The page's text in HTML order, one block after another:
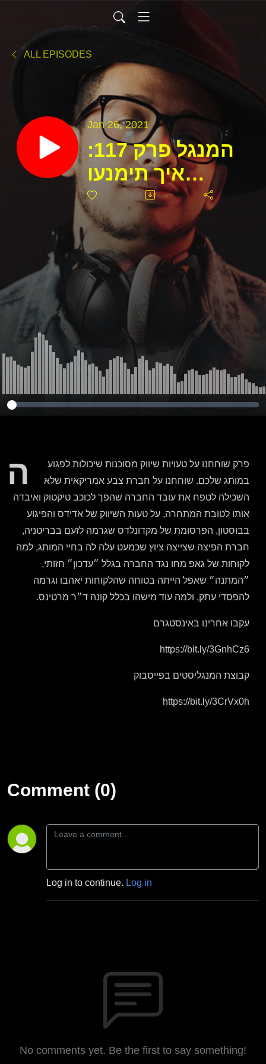
ALL EPISODES
Jan 26, 2021
המנגל פרק 117:
איך תימנעו
מטעויות שיווק
שמסכנות אתכם
ה
פרק שוחחנו על טעויות שיווק מסוכנות שיכולות לפגוע
במותג שלכם. שוחחנו על חברת צבע אמריקאית שלא
השכילה לטפח את עובד החברה שהפך לכוכב טיקטוק ואיבדה
אותו לטובת המתחרה, על טעות השיווק של אדידס והפיגוע
בבוסטון, הפרסומת של מקדונלדס שגרמה לזעם בבריטניה,
חברת הפיצה שצייצה ציוץ שכמעט עלה לה בחיי המותג, למה
לקוחות של גאפ מחו נגד החברה בגלל ״עדכון״ חזותי,
״המתנה״ שאפל הייתה בטוחה שהלקוחות יאהבו וגרמה
להפסדי עתק, ולמה עוד מישהו בכלל קונה ד״ר מרטינס.
עקבו אחרינו באינסטגרם
https://bit.ly/3GnhCz6
קבוצת המנגליסטים בפייסבוק
https://bit.ly/3CrVx0h
Comment (0)
Log in to continue. Log in
No comments yet. Be the first to say something!